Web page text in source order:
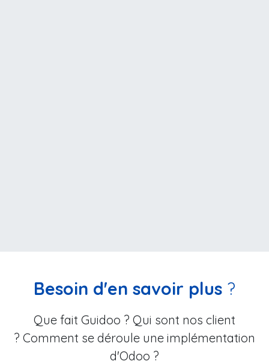
Besoin d'en savoir plus ?
Que fait Guidoo ? Qui sont nos client
? Comment se déroule une implémentation
d'Odoo ?